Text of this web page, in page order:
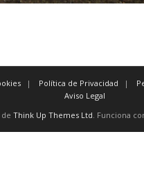
Política de Privacidad
Aviso Legal
Think Up Themes Ltd. Funciona